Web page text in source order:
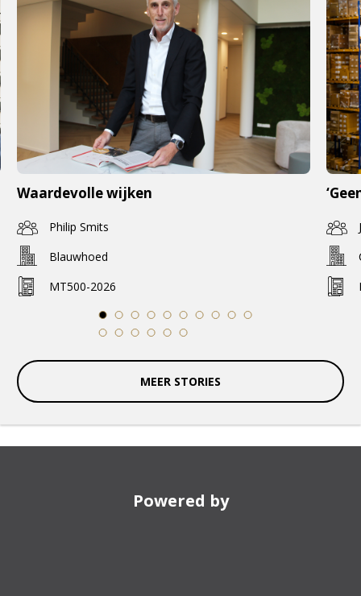
Waardevolle wijken
Philip Smits
Blauwhoed
MT500-2026
1
2 3 4 5 6 7 8 9
10
11 12 13 14 15 16
MEER STORIES
Powered by